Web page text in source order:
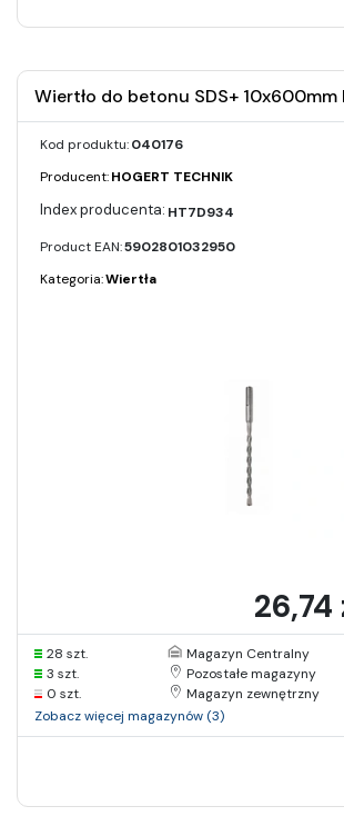
Wiertło do betonu SDS+ 10x600mm
Kod produktu:040176
Producent:HOGERT TECHNIK
HT7D934
Product EAN:5902801032950
Kategoria:Wiertła
26,74
28 szt.
Magazyn Centralny
3 szt.
Pozostałe magazyny
0 szt.
Magazyn zewnętrzny
Zobacz więcej magazynów (3)